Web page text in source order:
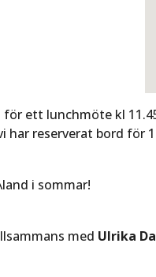
ett lunchmöte kl
reserverat bord för
i sommar!
med Ulrika